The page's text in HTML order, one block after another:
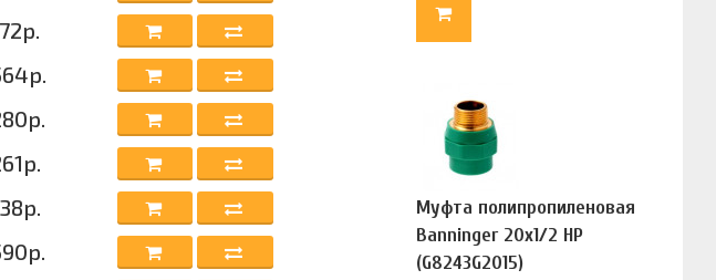
Муфта полипропиленовая
Banninger 20х1/2 НР
(G8243G2015)